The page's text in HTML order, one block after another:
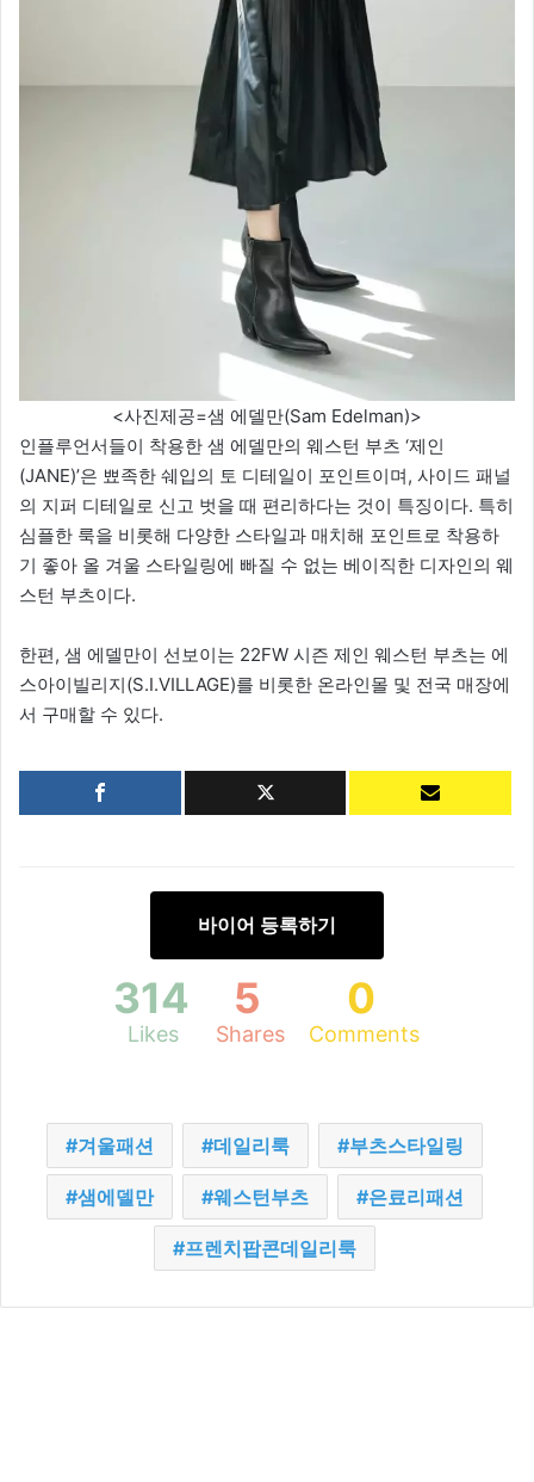
<사진제공=샘 에델만(Sam Edelman)>
인플루언서들이 착용한 샘 에델만의 웨스턴 부츠 ‘제인
(JANE)’은 뾰족한 쉐입의 토 디테일이 포인트이며, 사이드 패널
의 지퍼 디테일로 신고 벗을 때 편리하다는 것이 특징이다. 특히
심플한 룩을 비롯해 다양한 스타일과 매치해 포인트로 착용하
기 좋아 올 겨울 스타일링에 빠질 수 없는 베이직한 디자인의 웨
스턴 부츠이다.
한편, 샘 에델만이 선보이는 22FW 시즌 제인 웨스턴 부츠는 에
스아이빌리지(S.I.VILLAGE)를 비롯한 온라인몰 및 전국 매장에
서 구매할 수 있다.
바이어 등록하기
314
Likes
5
Shares
0
Comments
겨울패션 데일리룩 부츠스타일링
샘에델만 웨스턴부츠 은료리패션
프렌치팝콘데일리룩